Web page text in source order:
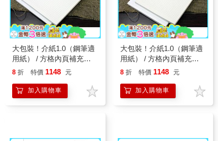
大包裝！介紙1.0（鋼筆適
用紙） / 方格內頁補充包
特惠組 / A5活頁紙20孔 /
8 折 特價 1148 元
加入購物車
大包裝！介紙1.0（鋼筆適
用紙） / 方格內頁補充包
特惠組 / A5活頁紙6孔 / 10
8 折 特價 1148 元
加入購物車